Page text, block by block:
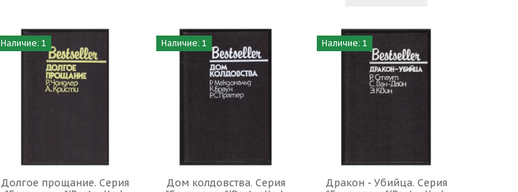
Наличие: 1
Долгое прощание. Серия
Наличие: 1
Дом колдовства. Серия
Наличие: 1
Дракон - Убийца. Серия